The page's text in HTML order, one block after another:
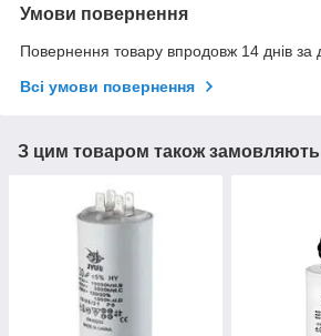
Умови повернення
Повернення товару впродовж 14 днів за
Всі умови повернення
З цим товаром також замовляють